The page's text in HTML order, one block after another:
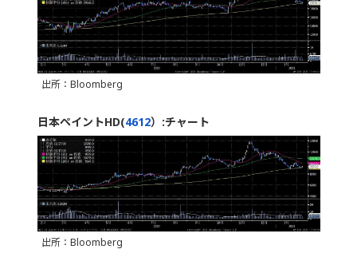
出所：Bloomberg
日本ペイントHD(4612）:チャート
出所：Bloomberg